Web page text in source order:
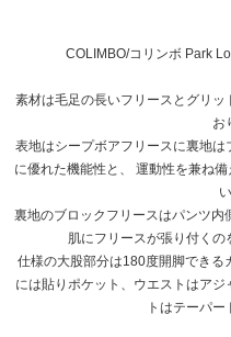
COLIMBO/コリンボ Park
素材は毛足の長いフリースとグリ
お
表地はシープボアフリースに裏地
に優れた機能性と、 運動性を兼ね
裏地のブロックフリースはパンツ内
肌にフリースが張り付くの
仕様の大股部分は180度開脚できる
には貼りポケット、ウエストはア
トはテーパー